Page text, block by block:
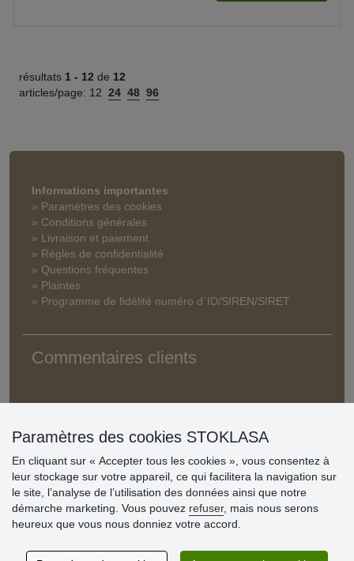
résultats 1 - 12 de 12
articles/page: 12 24 48 96
Informations importantes
» Paramètres des cookies
» Conditions générales
» Livraison et paiement
» Règles de confidentialité
» Questions fréquentes
» Plaintes
» Programme de fidélité numéro d´ID/SIREN/SIRET
Commentaires clients
Paramètres des cookies STOKLASA
En cliquant sur « Accepter tous les cookies », vous consentez à
leur stockage sur votre appareil, ce qui facilitera la navigation sur
le site, l’analyse de l’utilisation des données ainsi que notre
démarche marketing. Vous pouvez refuser, mais nous serons
heureux que vous nous donniez votre accord.